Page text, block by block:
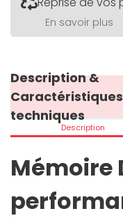
En savoir plus
Description &
Caractéristiques
techniques
Description
Mémoire